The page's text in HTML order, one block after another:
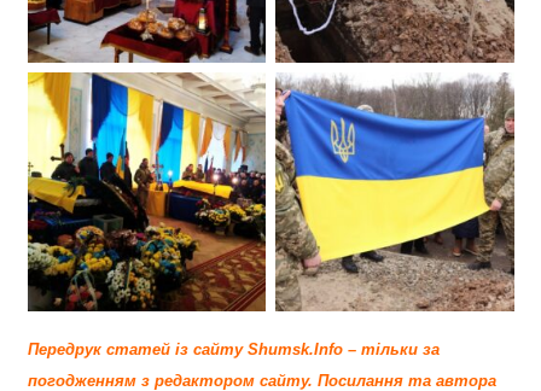
Передрук статей із сайту Shumsk.Info – тільки за
погодженням з редактором сайту. Посилання та автора